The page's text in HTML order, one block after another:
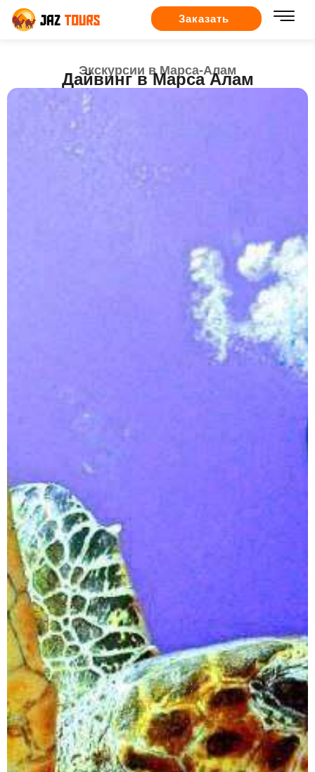
Заказать
Экскурсии в Марса-Алам
Дайвинг в Марса Алам